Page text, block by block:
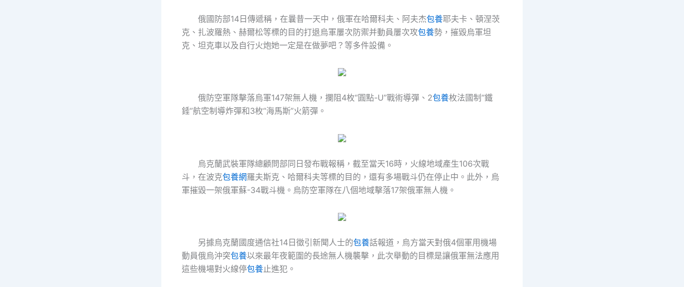
俄國防部14日傳遞稱，在曩昔一天中，俄軍在哈爾科夫、阿夫杰包養耶夫卡、頓涅茨
克、扎波羅熱、赫爾松等標的目的打退烏軍屢次防禦并動員屢次攻包養勢，摧毀烏軍坦
克、坦克車以及自行火炮她一定是在做夢吧？等多件設備。
俄防空軍隊擊落烏軍147架無人機，攔阻4枚“圓點-U”戰術導彈、2包養枚法國制“鐵
錘”航空制導炸彈和3枚“海馬斯”火箭彈。
烏克蘭武裝軍隊總顧問部同日發布戰報稱，截至當天16時，火線地域產生106次戰
斗，在波克包養網羅夫斯克、哈爾科夫等標的目的，還有多場戰斗仍在停止中。此外，烏
軍摧毀一架俄軍蘇-34戰斗機。烏防空軍隊在八個地域擊落17架俄軍無人機。
另據烏克蘭國度通信社14日徵引新聞人士的包養話報道，烏方當天對俄4個軍用機場
動員俄烏沖突包養以來最年夜範圍的長途無人機襲擊，此次舉動的目標是讓俄軍無法應用
這些機場對火線停包養止進犯。